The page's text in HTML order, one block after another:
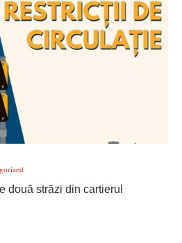
două străzi din cartierul